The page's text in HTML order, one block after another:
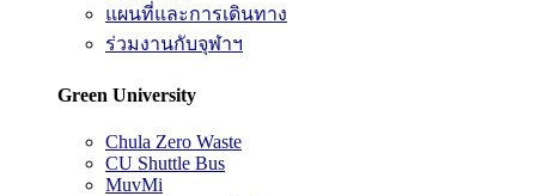
แผนที่และการเดินทาง
ร่วมงานกับจุฬาฯ
Green University
Chula Zero Waste
CU Shuttle Bus
MuvMi